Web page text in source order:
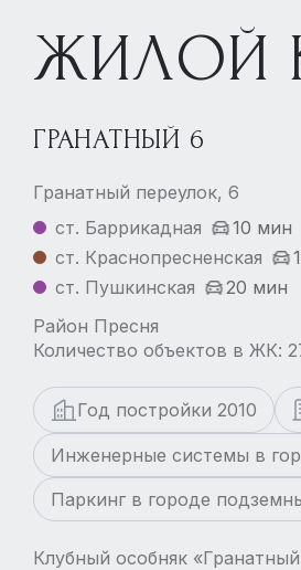
ЖИЛОЙ
ГРАНАТНЫЙ 6
Гранатный переулок, 6
ст. Баррикадная
10 мин
ст. Краснопресненская
ст. Пушкинская
20 мин
Район Пресня
Количество объектов в ЖК:
Год постройки 2010
Инженерные системы в
Паркинг в городе
Клубный особняк